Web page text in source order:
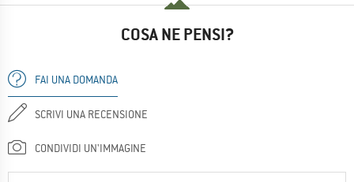
COSA NE PENSI?
FAI UNA DOMANDA
SCRIVI UNA RECENSIONE
CONDIVIDI UN'IMMAGINE